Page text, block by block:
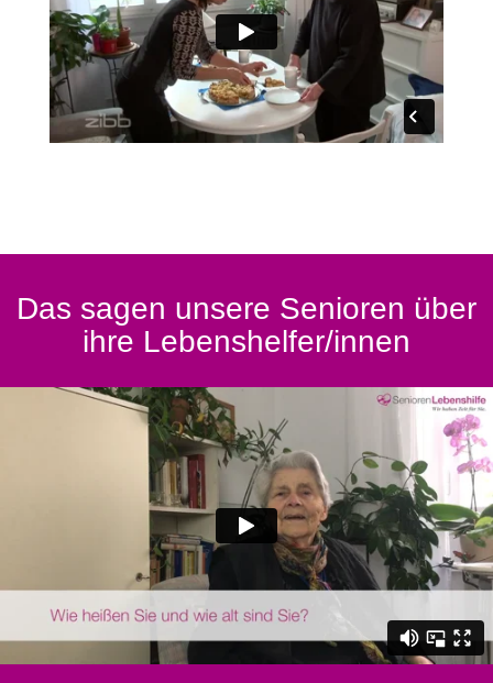
Das sagen unsere Senioren über
ihre Lebenshelfer/innen